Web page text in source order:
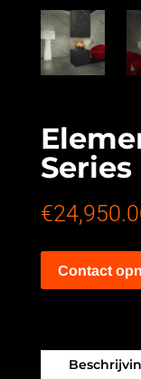
Series
€
Contact